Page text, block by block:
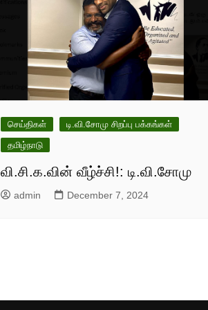
செய்திகள்
டி.வி.சோமு சிறப்பு பக்கங்கள்
தமிழ்நாடு
வி.சி.க.வின் வீழ்ச்சி!: டி.வி.சோமு
admin December 7, 2024